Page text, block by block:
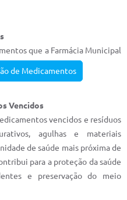
que a Farmácia Municipal
de Medicamentos
Vencidos
vencidos e resíduos
agulhas e materiais
de saúde mais próxima de
para a proteção da saúde
e preservação do meio